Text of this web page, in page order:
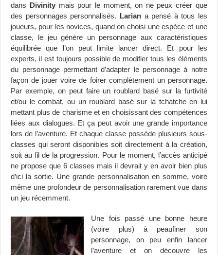
dans Divinity mais pour le moment, on ne peux créer que
des personnages personnalisés. Larian a pensé à tous les
joueurs, pour les novices, quand on choisi une espèce et une
classe, le jeu génère un personnage aux caractéristiques
équilibrée que l’on peut limite lancer direct. Et pour les
experts, il est toujours possible de modifier tous les éléments
du personnage permettant d’adapter le personnage à notre
façon de jouer voire de foirer complètement un personnage.
Par exemple, on peut faire un roublard basé sur la furtivité
et/ou le combat, ou un roublard basé sur la tchatche en lui
mettant plus de charisme et en choisissant des compétences
liées aux dialogues. Et ça peut avoir une grande importance
lors de l’aventure. Et chaque classe possède plusieurs sous-
classes qui seront disponibles soit directement à la création,
soit au fil de la progression. Pour le moment, l’accès anticipé
ne propose que 6 classes mais il devrait y en avoir bien plus
d’ici la sortie. Une grande personnalisation en somme, voire
même une profondeur de personnalisation rarement vue dans
un jeu récemment.
Une fois passé une bonne heure
(voire plus) à peaufiner son
personnage, on peu enfin lancer
l’aventure et on découvre les